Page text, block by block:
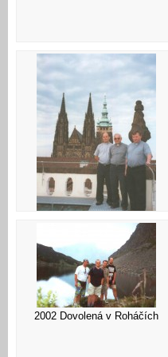
1999 Odchod do Prahy je jistý...
2002 Dovolená v Roháčích